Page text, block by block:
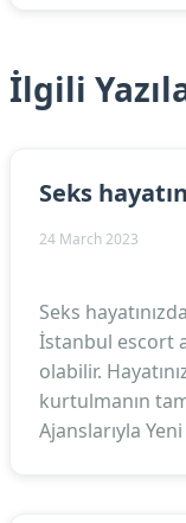
İlgili
Seks
24 March 2023
Seks
İstanbul escort
olabilir.
kurtulmanın
Ajanslarıyla